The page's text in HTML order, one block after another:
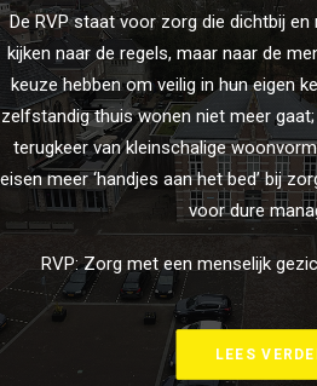
De RVP staat voor zorg die dichtbij
kijken naar de regels, maar naar de
keuze hebben om veilig in hun eigen
zelfstandig thuis wonen niet meer
terugkeer van kleinschalige
eisen meer ‘handjes aan het bed’ bij
voor dure
RVP: Zorg met een menselijk
LEES